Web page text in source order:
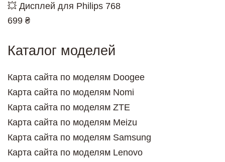
💥 Дисплей для Philips 768
699 ₴
Каталог моделей
Карта сайта по моделям Doogee
Карта сайта по моделям Nomi
Карта сайта по моделям ZTE
Карта сайта по моделям Meizu
Карта сайта по моделям Samsung
Карта сайта по моделям Lenovo